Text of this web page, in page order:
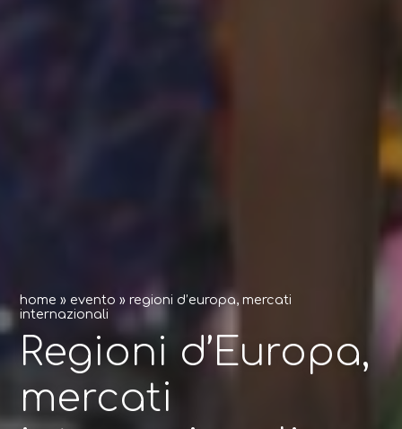
home » evento »regioni d’europa, mercati
internazionali
Regioni d’Europa,
mercati